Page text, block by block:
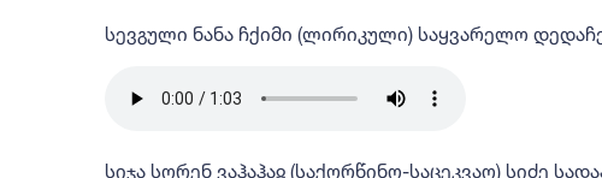
სევგული ნანა ჩქიმი (ლირიკული) საყვარელო
სიჯა სორენ ვაჰაჰაჲ (საქორწინო-საცეკვაო) სიძე